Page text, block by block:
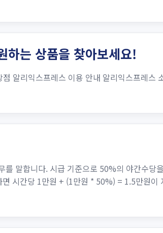
하는 상품을 찾아보세요!
알리익스프레스 이용 안내 알리익스프레스
말합니다. 시급 기준으로 50%의 야간수당
시간당 1만원 + (1만원 * 50%) = 1.5만원이